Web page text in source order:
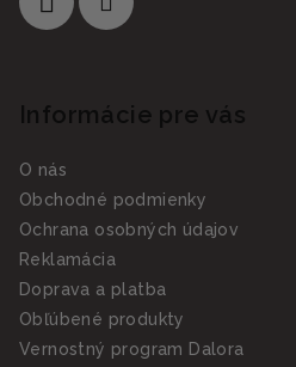
Informácie pre vás
O nás
Obchodné podmienky
Ochrana osobných údajov
Reklamácia
Doprava a platba
Obľúbené produkty
Vernostný program Dalora